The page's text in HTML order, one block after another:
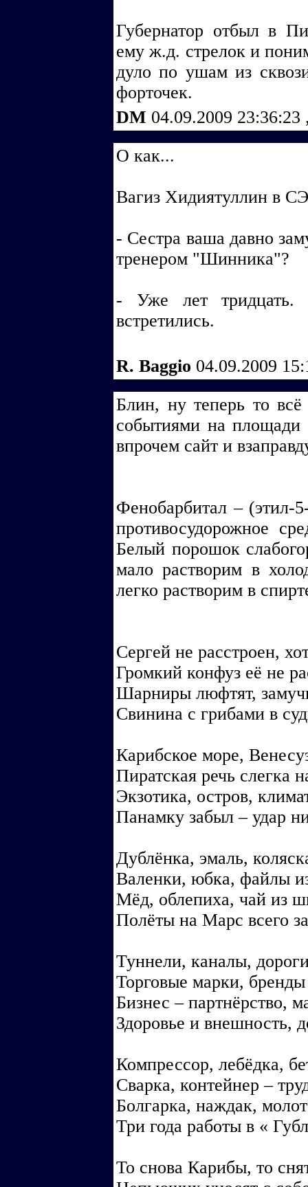
Губернатор отбыл в
ему ж.д. стрелок и
дуло по ушам из
форточек.
DM 04.09.2009 23:36:23
О как...
Вагиз Хидиятуллин в
- Сестра ваша давно
тренером "Шинника"?
- Уже лет тридцать.
встретились.
R. Baggio 04.09.2009
Блин, ну теперь то
событиями на площади
впрочем сайт и
Фенобарбитал – (этил-
противосудорожное
Белый порошок
мало растворим в
легко растворим в
Сергей не расстроен,
Громкий конфуз её не
Шарниры люфтят,
Свинина с грибами в
Карибское море,
Пиратская речь слегка
Экзотика, остров,
Панамку забыл – удар
Дублёнка, эмаль,
Валенки, юбка, файлы
Мёд, облепиха, чай из
Полёты на Марс всего
Туннели, каналы,
Торговые марки,
Бизнес – партнёрство,
Здоровье и внешность,
Компрессор, лебёдка,
Сварка, контейнер –
Болгарка, наждак,
Три года работы в «
То снова Карибы, то